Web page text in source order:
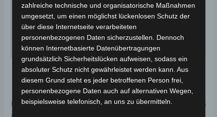
Zusätzliche Informationen
Produktsicherheit
Rezensionen (0)
E-TRIKE CP-7
Herzlich willkommen zumCP-7– einem elektrischen
zahlreiche technische und organisatorische Maßnahmen
umgesetzt, um einen möglichst lückenlosen Schutz der
über diese Internetseite verarbeiteten
personenbezogenen Daten sicherzustellen. Dennoch
können Internetbasierte Datenübertragungen
grundsätzlich Sicherheitslücken aufweisen, sodass ein
absoluter Schutz nicht gewährleistet werden kann. Aus
diesem Grund steht es jeder betroffenen Person frei,
personenbezogene Daten auch auf alternativen Wegen,
beispielsweise telefonisch, an uns zu übermitteln.